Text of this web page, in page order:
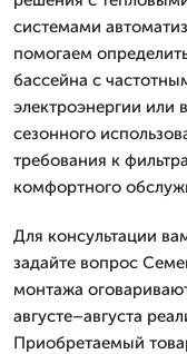
системами
помогаем
бассейна с
электроэнергии или
сезонного
требования к
комфортного
Для консультации
задайте вопрос
монтажа
августе–августа
Приобретаемый